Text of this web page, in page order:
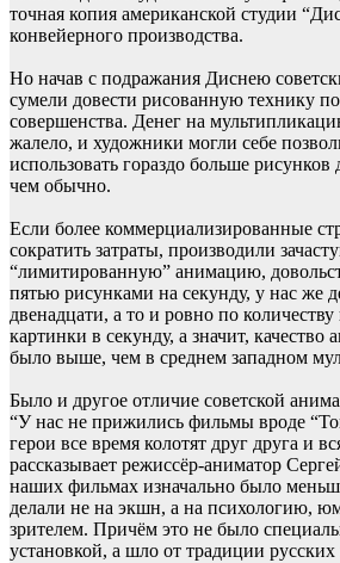
точная копия американской студии
конвейерного производства.
Но начав с подражания Диснею
сумели довести рисованную технику
совершенства. Денег на
жалело, и художники могли себе
использовать гораздо больше
чем обычно.
Если более коммерциализированные
сократить затраты, производили
“лимитированную” анимацию,
пятью рисунками на секунду, у нас же
двенадцати, а то и ровно по количеству
картинки в секунду, а значит, качество
было выше, чем в среднем западном
Было и другое отличие советской
“У нас не прижились фильмы вроде
герои все время колотят друг друга и
рассказывает режиссёр-аниматор
наших фильмах изначально было
делали не на экшн, а на психологию,
зрителем. Причём это не было
установкой, а шло от традиции